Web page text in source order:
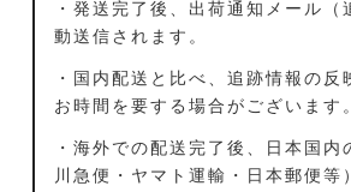
・発送完了後、出荷通知メール（
動送信されます。
・国内配送と比べ、追跡情報の反
お時間を要する場合がございます。
・海外での配送完了後、日本国内
川急便・ヤマト運輸・日本郵便等